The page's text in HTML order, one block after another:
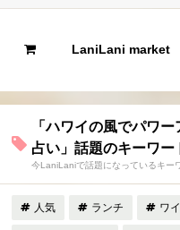
LaniLani market
「ハワイの風でパワ
占い」話題のキーワー
今LaniLaniで話題になっているキー
人気 ランチ ワ